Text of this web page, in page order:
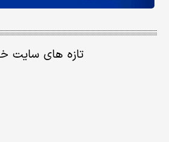
تازه های سایت